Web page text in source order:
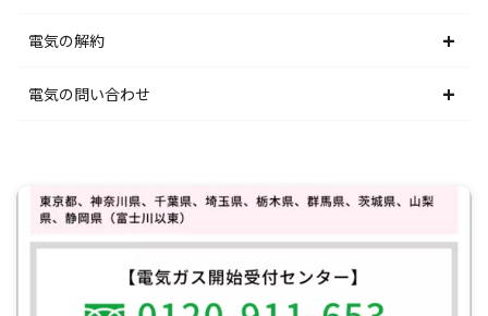
中部電力エリア
関西電力エリア
四国電力エリア
九州電力エリア
北陸電力エリア
中部電力エリア
中国電力エリア
四国電力エリア
九州電力エリア
東京電力エリア
北陸電力エリア
関西電力エリア
中国電力エリア
四国電力エリア
東北電力エリア
東京電力エリア
中部電力エリア
関西電力エリア
中国電力エリア
北海道電力エリア
東北電力エリア
北陸電力エリア
中部電力エリア
関西電力エリア
電気の解約
北海道電力エリア
東京電力エリア
北陸電力エリア
中部電力エリア
電気の問い合わせ
東北電力エリア
東京電力エリア
北陸電力エリア